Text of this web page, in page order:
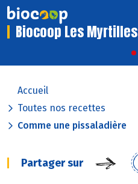
Biocoop Les Myrtilles
Accueil
Toutes nos recettes
Comme une pissaladière
Partager sur